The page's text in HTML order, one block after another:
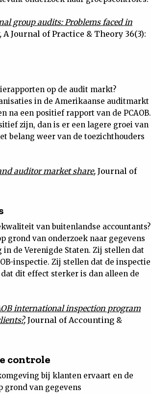
group audits: Problems faced in
, A Journal of Practice & Theory 36(3):
op de audit markt?
in de Amerikaanse auditmarkt
na een positief rapport van de PCAOB.
zijn, dan is er een lagere groei van
belang weer van de toezichthouders
auditor market share, Journal of
van buitenlandse accountants?
grond van onderzoek naar gegevens
de Verenigde Staten. Zij stellen dat
inspectie. Zij stellen dat de inspectie
dit effect sterker is dan alleen de
international inspection program
, Journal of Accounting &
controle
bij klanten ervaart en de
grond van gegevens